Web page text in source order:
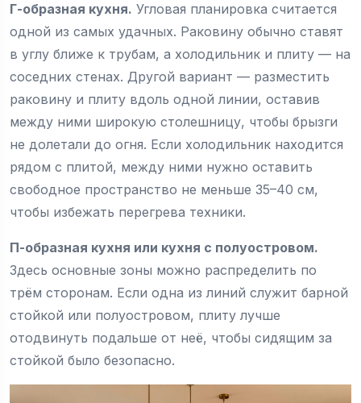
Г-образная кухня. Угловая планировка считается
одной из самых удачных. Раковину обычно ставят
в углу ближе к трубам, а холодильник и плиту — на
соседних стенах. Другой вариант — разместить
раковину и плиту вдоль одной линии, оставив
между ними широкую столешницу, чтобы брызги
не долетали до огня. Если холодильник находится
рядом с плитой, между ними нужно оставить
свободное пространство не меньше 35–40 см,
чтобы избежать перегрева техники.
П-образная кухня или кухня с полуостровом.
Здесь основные зоны можно распределить по
трём сторонам. Если одна из линий служит барной
стойкой или полуостровом, плиту лучше
отодвинуть подальше от неё, чтобы сидящим за
стойкой было безопасно.